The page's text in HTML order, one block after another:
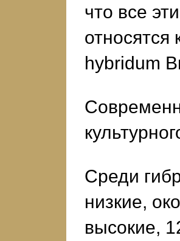
что все
hybridum
Среди
низкие,
высокие,